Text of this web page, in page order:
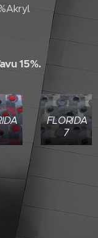
15%.
FLORIDA
7